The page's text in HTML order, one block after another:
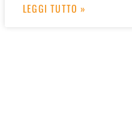
LEGGI TUTTO »